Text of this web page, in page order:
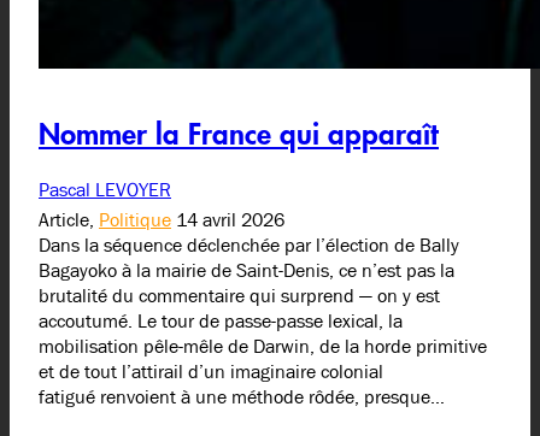
Nommer la France qui apparaît
Pascal LEVOYER
Article, Politique 14 avril 2026
Dans la séquence déclenchée par l’élection de Bally
Bagayoko à la mairie de Saint-Denis, ce n’est pas la
brutalité du commentaire qui surprend — on y est
accoutumé. Le tour de passe-passe lexical, la
mobilisation pêle-mêle de Darwin, de la horde primitive
et de tout l’attirail d’un imaginaire colonial
fatigué renvoient à une méthode rôdée, presque…